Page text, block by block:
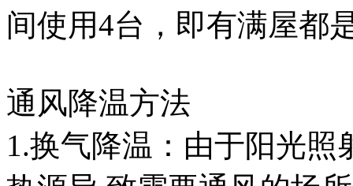
间使用4台，即有满屋都
通风降温方法
1.换气降温：由于阳光